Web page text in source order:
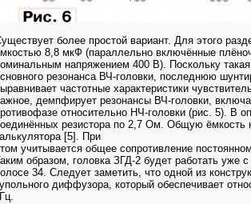
более простой вариант. Для этого
8,8 мкФ (параллельно включённые
напряжением 400 В). Поскольку такая
резонанса ВЧ-головки, последнюю
частотные характеристики
демпфирует резонансы ВЧ-головки,
относительно НЧ-головки (рис. 5). В
резистора по 2,7 Ом. Общую
[5]. При
учитывается общее сопротивление
образом, головка ЗГД-2 будет работать уже
34. Следует заметить, что одной из
диффузора, который обеспечивает